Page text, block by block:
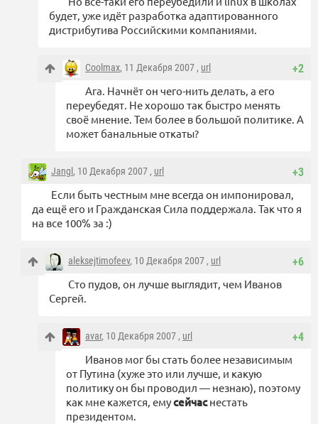
будет, уже идёт разработка адаптированного
дистрибутива Российскими компаниями.
+2
Coolmax, 11 Декабря 2007 , url
Ага. Начнёт он чего-нить делать, а его
переубедят. Не хорошо так быстро менять
своё мнение. Тем более в большой политике. А
может банальные откаты?
+3
Jangl , 10 Декабря 2007 , url
Если быть честным мне всегда он импонировал,
да ещё его и Гражданская Сила поддержала. Так что я
на все 100% за :)
+6
aleksejtimofeev, 10 Декабря 2007 , url
Сто пудов, он лучше выглядит, чем Иванов
Сергей.
+4
avar, 10 Декабря 2007 , url
Иванов мог бы стать более независимым
от Путина (хуже это или лучше, и какую
политику он бы проводил — незнаю), поэтому
как мне кажется, емусейчаснестать
президентом.